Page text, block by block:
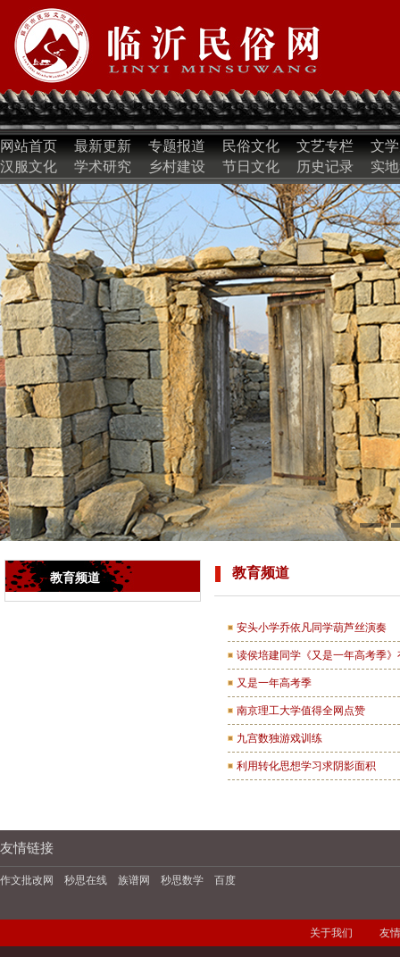
网站首页 最新更新 专题报道 民俗文化 文艺专栏
文
汉服文化
学术研究 乡村建设 节日文化 历史记录 实
教育频道 教育频道
安头小学乔依凡同学葫芦丝演奏
读侯培建同学《又是一年高考季》
又是一年高考季
南京理工大学值得全网点赞
九宫数独游戏训练
利用转化思想学习求阴影面积
友情链接
作文批改网 秒思在线 族谱网 秒思数学 百度
关于我们 友